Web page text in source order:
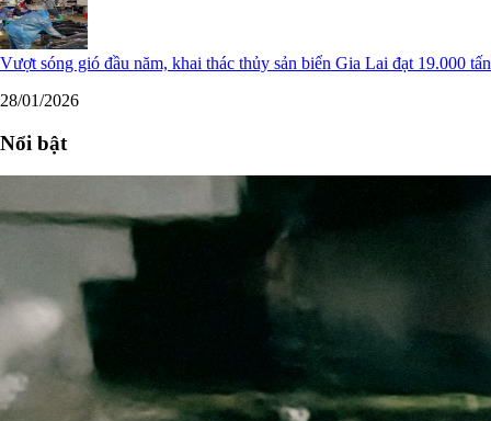
Vượt sóng gió đầu năm, khai thác thủy sản biển Gia Lai đạt 19.000 tấn
28/01/2026
Nổi bật